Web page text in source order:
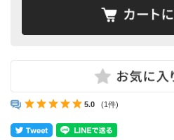
5.0 (1件)